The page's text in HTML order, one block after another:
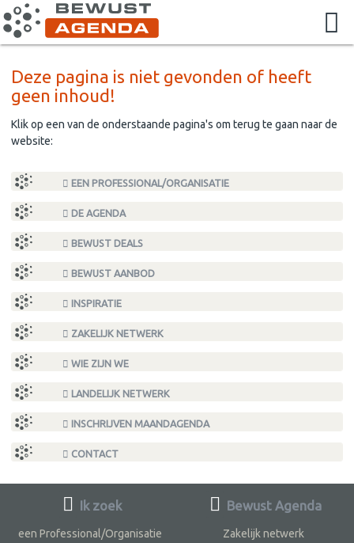
Deze pagina is niet gevonden of heeft
geen inhoud!
Klik op een van de onderstaande pagina's om terug te gaan naar de
website:
EEN PROFESSIONAL/ORGANISATIE
DE AGENDA
BEWUST DEALS
BEWUST AANBOD
INSPIRATIE
ZAKELIJK NETWERK
WIE ZIJN WE
LANDELIJK NETWERK
INSCHRIJVEN MAANDAGENDA
CONTACT
Ik zoek
een Professional/Organisatie
Bewust Agenda
Zakelijk netwerk